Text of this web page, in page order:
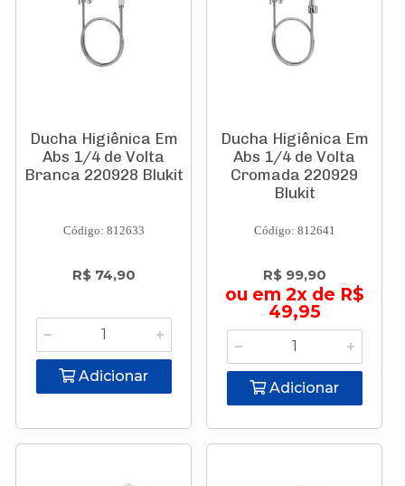
Ducha Higiênica Em
Abs 1/4 de Volta
Branca 220928 Blukit
Código: 812633
R$ 74,90
Adicionar
Ducha Higiênica Em
Abs 1/4 de Volta
Cromada 220929
Blukit
Código: 812641
R$ 99,90
ou em 2x de R$
49,95
Adicionar